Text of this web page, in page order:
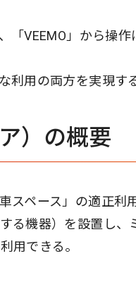
「VEEMO」から操
利用の両方を実現す
）の概要
スペース」の適正利
る機器）を設置し、
用できる。